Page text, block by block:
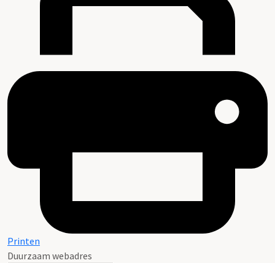
Printen
Duurzaam webadres